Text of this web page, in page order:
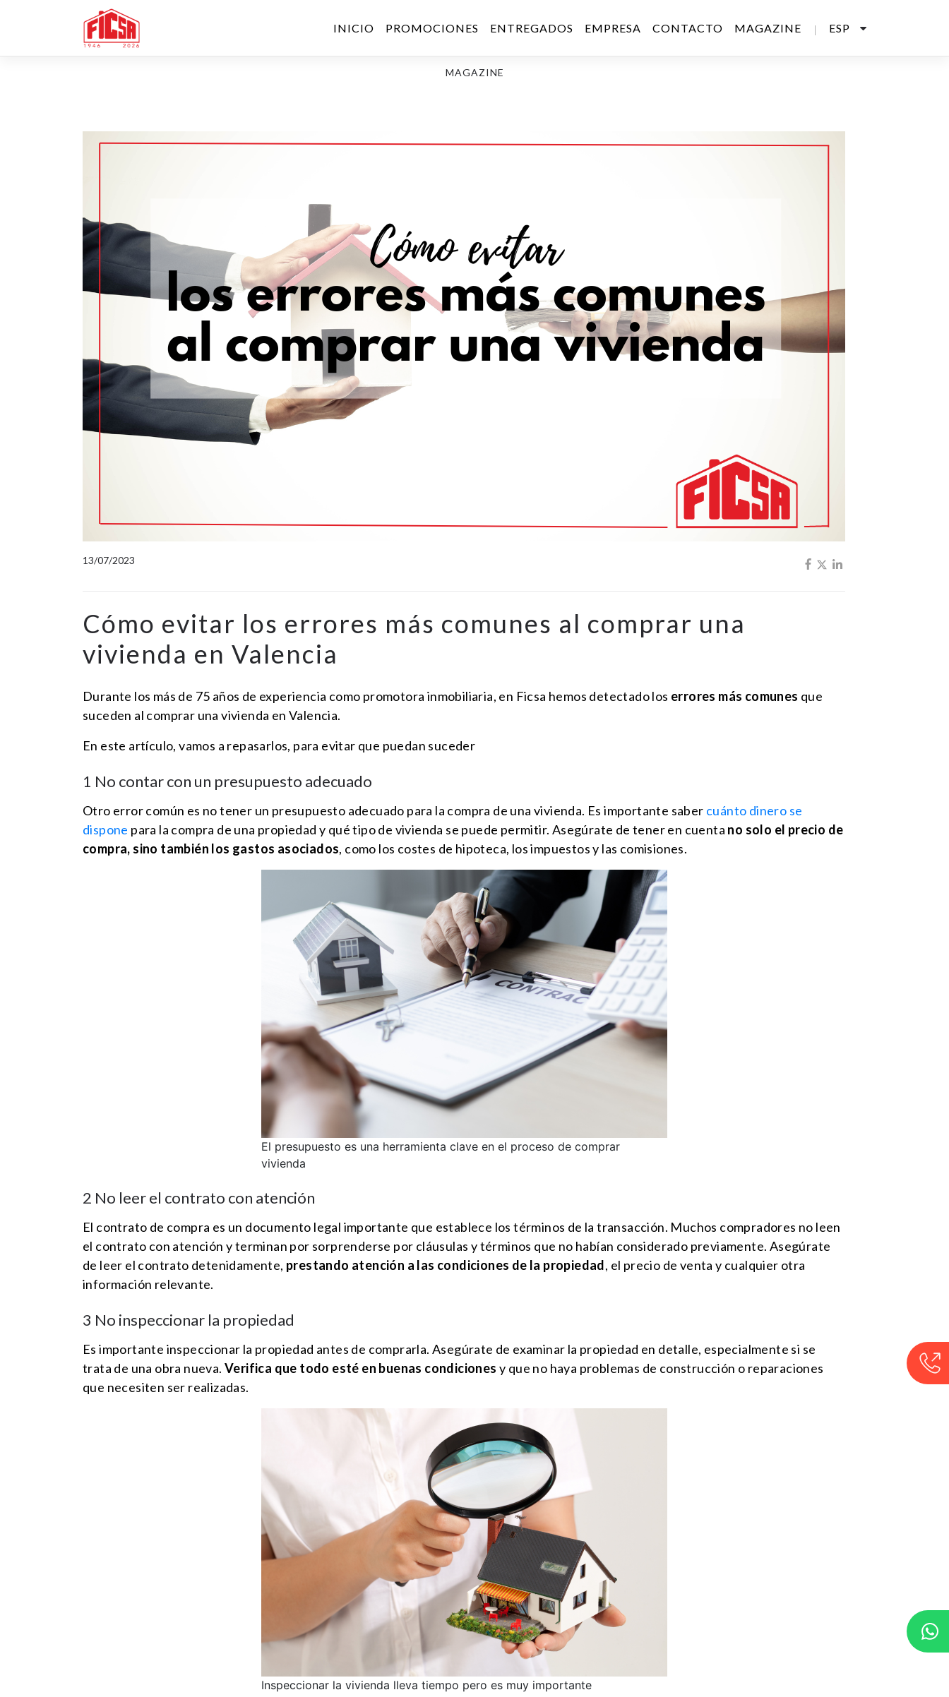
INICIO PROMOCIONES ENTREGADOS EMPRESA CONTACTO MAGAZINE ESP
MAGAZINE
13/07/2023
Cómo evitar los errores más comunes al comprar una
vivienda en Valencia
Durante los más de 75 años de experiencia como promotora inmobiliaria, en Ficsa hemos detectado los errores más comunes que
suceden al comprar una vivienda en Valencia.
En este artículo, vamos a repasarlos, para evitar que puedan suceder
1 No contar con un presupuesto adecuado
Otro error común es no tener un presupuesto adecuado para la compra de una vivienda. Es importante saber cuánto dinero se
dispone para la compra de una propiedad y qué tipo de vivienda se puede permitir. Asegúrate de tener en cuenta no solo el precio de
compra, sino también los gastos asociados, como los costes de hipoteca, los impuestos y las comisiones.
El presupuesto es una herramienta clave en el proceso de comprar
vivienda
2 No leer el contrato con atención
El contrato de compra es un documento legal importante que establece los términos de la transacción. Muchos compradores no leen
el contrato con atención y terminan por sorprenderse por cláusulas y términos que no habían considerado previamente. Asegúrate
de leer el contrato detenidamente, prestando atención a las condiciones de la propiedad, el precio de venta y cualquier otra
información relevante.
3 No inspeccionar la propiedad
Es importante inspeccionar la propiedad antes de comprarla. Asegúrate de examinar la propiedad en detalle, especialmente si se
trata de una obra nueva. Verifica que todo esté en buenas condiciones y que no haya problemas de construcción o reparaciones
que necesiten ser realizadas.
Inspeccionar la vivienda lleva tiempo pero es muy importante